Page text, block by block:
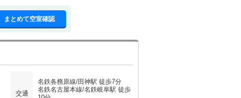
まとめて空室確認
交通
名鉄各務原線/田神駅 徒歩7分
名鉄名古屋本線/名鉄岐阜駅 徒歩